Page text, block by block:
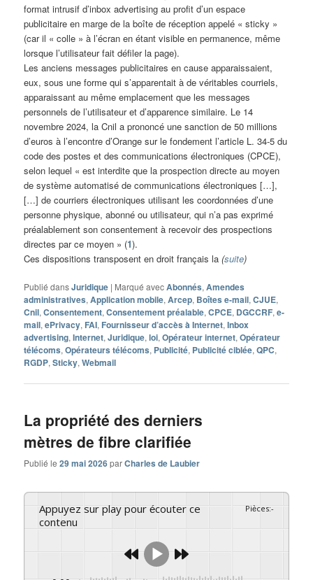
format intrusif d’inbox advertising au profit d’un espace
publicitaire en marge de la boîte de réception appelé « sticky »
(car il « colle » à l’écran en étant visible en permanence, même
lorsque l’utilisateur fait défiler la page).
Les anciens messages publicitaires en cause apparaissaient,
eux, sous une forme qui s’apparentait à de véritables courriels,
apparaissant au même emplacement que les messages
personnels de l’utilisateur et d’apparence similaire. Le 14
novembre 2024, la Cnil a prononcé une sanction de 50 millions
d’euros à l’encontre d’Orange sur le fondement l’article L. 34-5 du
code des postes et des communications électroniques (CPCE),
selon lequel « est interdite que la prospection directe au moyen
de système automatisé de communications électroniques […],
[…] de courriers électroniques utilisant les coordonnées d’une
personne physique, abonné ou utilisateur, qui n’a pas exprimé
préalablement son consentement à recevoir des prospections
directes par ce moyen » (1).
Ces dispositions transposent en droit français la(suite)
Publié dansJuridique | Marqué avecAbonnés,Amendes
administratives,Application mobile,Arcep, Boîtes e-mail,CJUE,
Cnil,Consentement,Consentement préalable,CPCE, DGCCRF,e-
mail,ePrivacy, FAI, Fournisseur d’accès à Internet,Inbox
advertising,Internet,Juridique,loi,Opérateur internet,Opérateur
télécoms,Opérateurs télécoms, Publicité, Publicité ciblée,QPC,
RGDP,Sticky,Webmail
La propriété des derniers
mètres de fibre clarifiée
Publié le29 mai 2026parCharles de Laubier
Appuyez sur play pour écouter ce
contenu
Pièces:-